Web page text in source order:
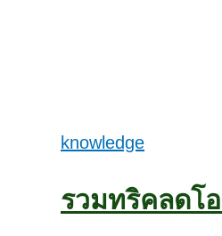
knowledge
รวมทริคลดโ